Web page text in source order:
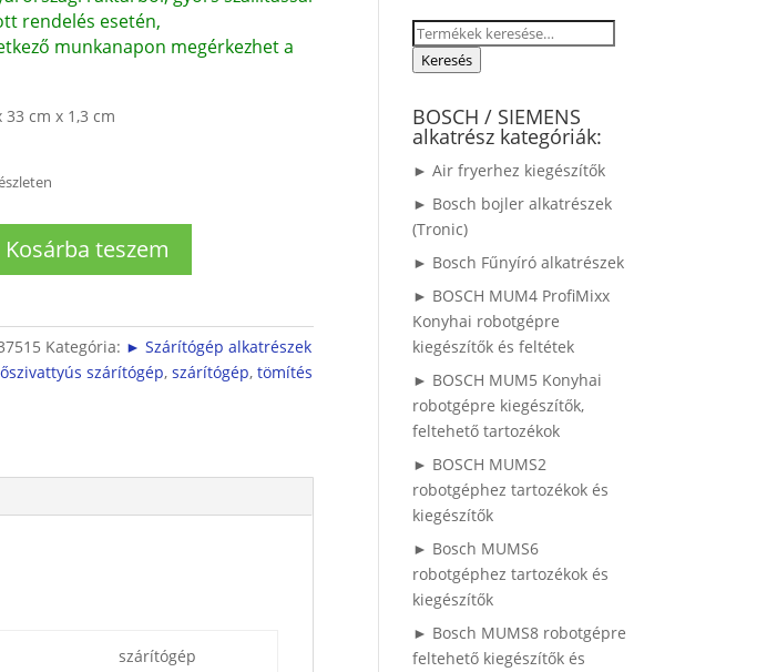
rendelés esetén,
munkanapon megérkezhet a
cm x 1,3 cm
Kosárba teszem
Kategória: ► Szárítógép alkatrészek
szárítógép,szárítógép,tömítés
szárítógép
Keresés
Keresés
BOSCH / SIEMENS
alkatrész kategóriák:
► Air fryerhez kiegészítők
► Bosch bojler alkatrészek
(Tronic)
► Bosch Fűnyíró alkatrészek
► BOSCH MUM4 ProfiMixx
Konyhai robotgépre
kiegészítők és feltétek
► BOSCH MUM5 Konyhai
robotgépre kiegészítők,
feltehető tartozékok
► BOSCH MUMS2
robotgéphez tartozékok és
kiegészítők
► Bosch MUMS6
robotgéphez tartozékok és
kiegészítők
► Bosch MUMS8 robotgépre
feltehető kiegészítők és